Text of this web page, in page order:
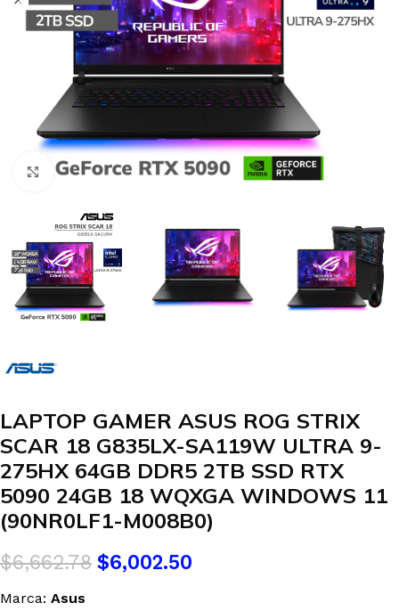
Clic para agrandar
LAPTOP GAMER ASUS ROG STRIX
SCAR 18 G835LX-SA119W ULTRA 9-
275HX 64GB DDR5 2TB SSD RTX
5090 24GB 18 WQXGA WINDOWS 11
(90NR0LF1-M008B0)
$6,662.78 $6,002.50
Marca: Asus